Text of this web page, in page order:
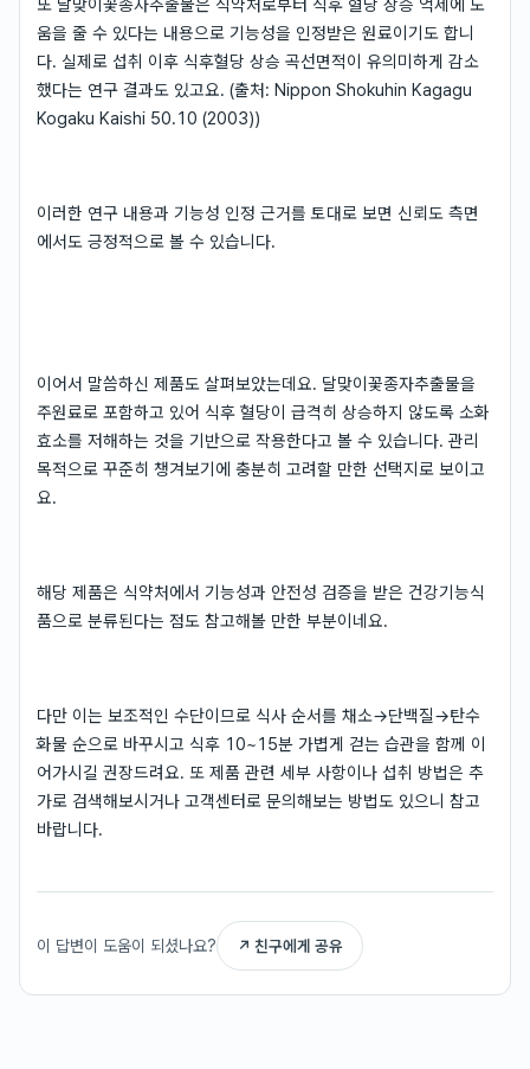
또 달맞이꽃종자추출물은 식약처로부터 식후 혈당 상승 억제에 도
움을 줄 수 있다는 내용으로 기능성을 인정받은 원료이기도 합니
다. 실제로 섭취 이후 식후혈당 상승 곡선면적이 유의미하게 감소
했다는 연구 결과도 있고요. (출처: Nippon Shokuhin Kagagu
Kogaku Kaishi 50.10 (2003))
이러한 연구 내용과 기능성 인정 근거를 토대로 보면 신뢰도 측면
에서도 긍정적으로 볼 수 있습니다.
이어서 말씀하신 제품도 살펴보았는데요. 달맞이꽃종자추출물을
주원료로 포함하고 있어 식후 혈당이 급격히 상승하지 않도록 소화
효소를 저해하는 것을 기반으로 작용한다고 볼 수 있습니다. 관리
목적으로 꾸준히 챙겨보기에 충분히 고려할 만한 선택지로 보이고
요.
해당 제품은 식약처에서 기능성과 안전성 검증을 받은 건강기능식
품으로 분류된다는 점도 참고해볼 만한 부분이네요.
다만 이는 보조적인 수단이므로 식사 순서를 채소→단백질→탄수
화물 순으로 바꾸시고 식후 10~15분 가볍게 걷는 습관을 함께 이
어가시길 권장드려요. 또 제품 관련 세부 사항이나 섭취 방법은 추
가로 검색해보시거나 고객센터로 문의해보는 방법도 있으니 참고
바랍니다.
이 답변이 도움이 되셨나요? ↗ 친구에게 공유